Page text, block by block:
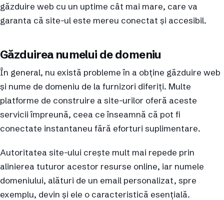
găzduire web cu un uptime cât mai mare, care va
garanta că site-ul este mereu conectat și accesibil.
Găzduirea numelui de domeniu
În general, nu există probleme în a obține găzduire web
și nume de domeniu de la furnizori diferiți. Multe
platforme de construire a site-urilor oferă aceste
servicii împreună, ceea ce înseamnă că pot fi
conectate instantaneu fără eforturi suplimentare.
Autoritatea site-ului crește mult mai repede prin
alinierea tuturor acestor resurse online, iar numele
domeniului, alături de un email personalizat, spre
exemplu, devin și ele o caracteristică esențială.